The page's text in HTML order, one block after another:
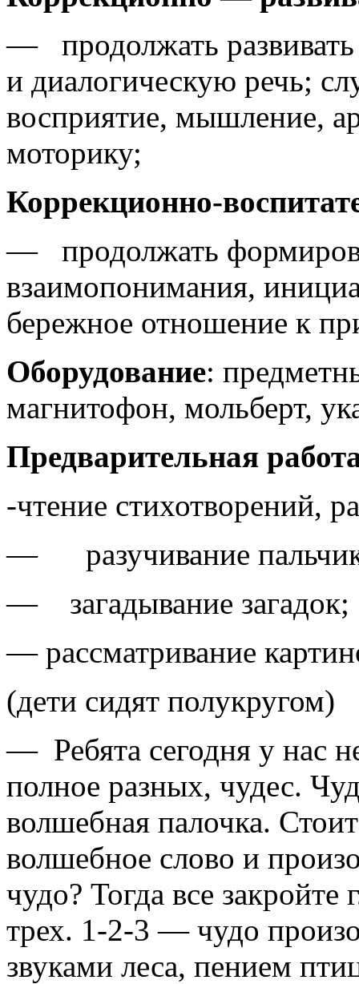
— продолжать развивать
и диалогическую речь;
восприятие, мышление,
моторику;
Коррекционно-
— продолжать
взаимопонимания,
бережное отношение к
Оборудование:
магнитофон, мольберт,
Предварительная
-чтение стихотворений,
— разучивание
— загадывание загадок;
— рассматривание
(дети сидят полукругом)
— Ребята сегодня у нас
полное разных, чудес.
волшебная палочка.
волшебное слово и
чудо? Тогда все закройте
трех. 1-2-3 — чудо
звуками леса, пением